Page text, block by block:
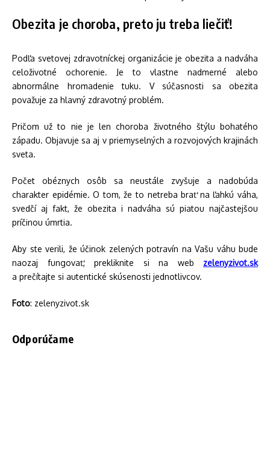
Obezita je choroba, preto ju treba liečiť!
Podľa svetovej zdravotníckej organizácie je obezita a nadváha
celoživotné ochorenie. Je to vlastne nadmerné alebo
abnormálne hromadenie tuku. V súčasnosti sa obezita
považuje za hlavný zdravotný problém.
Pričom už to nie je len choroba životného štýlu bohatého
západu. Objavuje sa aj v priemyselných a rozvojových krajinách
sveta.
Počet obéznych osôb sa neustále zvyšuje a nadobúda
charakter epidémie. O tom, že to netreba brať na ľahkú váha,
svedčí aj fakt, že obezita i nadváha sú piatou najčastejšou
príčinou úmrtia.
Aby ste verili, že účinok zelených potravín na Vašu váhu bude
naozaj fungovať, prekliknite si na web zelenyzivot.sk
a prečítajte si autentické skúsenosti jednotlivcov.
Foto: zelenyzivot.sk
Odporúčame